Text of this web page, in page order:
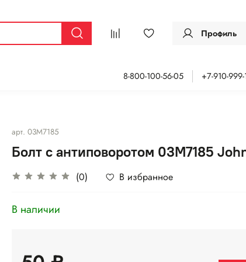
Профиль
8-800-100-56-05 +7-910-
арт. 03M7185
Болт с антиповоротом 03M7185
(0) В избранное
В наличии